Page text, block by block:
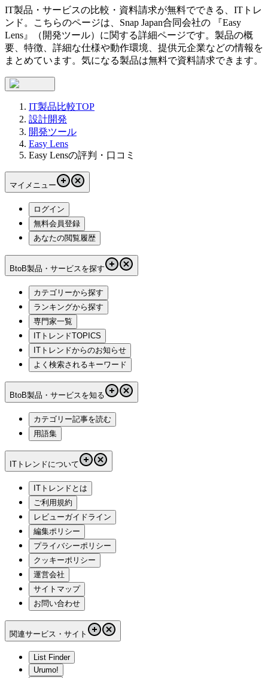
IT製品・サービスの比較・資料請求が無料でできる、ITトレ
ンド。こちらのページは、 Snap Japan合同会社の 『Easy
Lens 』（ 開発ツール）に関する詳細ページです。製品の概
要、特徴、詳細な仕様や動作環境、提供元企業などの情報を
まとめています。気になる製品は無料で資料請求できます。
IT製品比較TOP
設計開発
開発ツール
Easy Lens
Easy Lensの評判・口コミ
マイメニュー
ログイン
無料会員登録
あなたの閲覧履歴
BtoB製品・サービスを探す
カテゴリーから探す
ランキングから探す
専門家一覧
ITトレンドTOPICS
ITトレンドからのお知らせ
よく検索されるキーワード
BtoB製品・サービスを知る
カテゴリー記事を読む
用語集
ITトレンドについて
ITトレンドとは
ご利用規約
レビューガイドライン
編集ポリシー
プライバシーポリシー
クッキーポリシー
運営会社
サイトマップ
お問い合わせ
関連サービス・サイト
List Finder
Urumo!